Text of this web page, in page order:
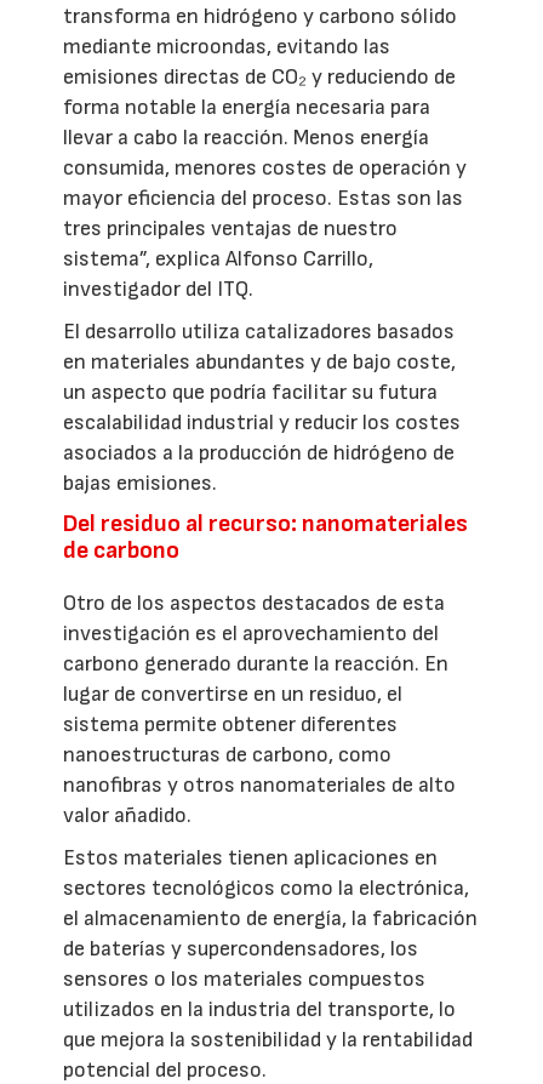
transforma en hidrógeno y carbono sólido
mediante microondas, evitando las
emisiones directas de CO₂ y reduciendo de
forma notable la energía necesaria para
llevar a cabo la reacción. Menos energía
consumida, menores costes de operación y
mayor eficiencia del proceso. Estas son las
tres principales ventajas de nuestro
sistema”, explica Alfonso Carrillo,
investigador del ITQ.
El desarrollo utiliza catalizadores basados
en materiales abundantes y de bajo coste,
un aspecto que podría facilitar su futura
escalabilidad industrial y reducir los costes
asociados a la producción de hidrógeno de
bajas emisiones.
Del residuo al recurso: nanomateriales
de carbono
Otro de los aspectos destacados de esta
investigación es el aprovechamiento del
carbono generado durante la reacción. En
lugar de convertirse en un residuo, el
sistema permite obtener diferentes
nanoestructuras de carbono, como
nanofibras y otros nanomateriales de alto
valor añadido.
Estos materiales tienen aplicaciones en
sectores tecnológicos como la electrónica,
el almacenamiento de energía, la fabricación
de baterías y supercondensadores, los
sensores o los materiales compuestos
utilizados en la industria del transporte, lo
que mejora la sostenibilidad y la rentabilidad
potencial del proceso.